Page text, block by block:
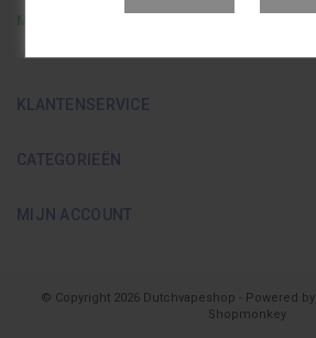
KLANTENSERVICE
CATEGORIEËN
MIJN ACCOUNT
© Copyright 2026 Dutchvapeshop - Powered by
Shopmonkey